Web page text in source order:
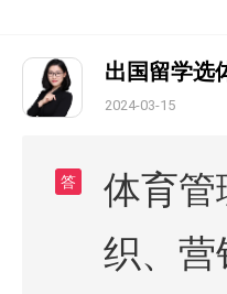
出国留学选
2024-03-15
答
体育管
织、营